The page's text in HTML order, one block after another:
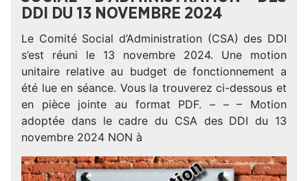
DDI DU 13 NOVEMBRE 2024
Le Comité Social d’Administration (CSA) des DDI
s’est réuni le 13 novembre 2024. Une motion
unitaire relative au budget de fonctionnement a
été lue en séance. Vous la trouverez ci-dessous et
en pièce jointe au format PDF. – – – Motion
adoptée dans le cadre du CSA des DDI du 13
novembre 2024 NON à